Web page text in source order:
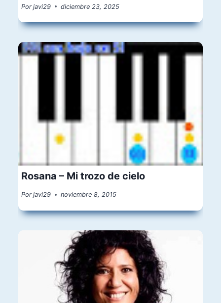
Por javi29 diciembre 23, 2025
Rosana – Mi trozo de cielo
Por javi29 noviembre 8, 2015